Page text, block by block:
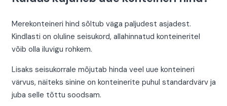
Merekonteineri hind sõltub väga paljudest asjadest.
Kindlasti on oluline seisukord, allahinnatud konteineritel
võib olla iluvigu rohkem.
Lisaks seisukorrale mõjutab hinda veel uue konteineri
värvus, näiteks sinine on konteinerite puhul standardvärv ja
juba selle tõttu soodsam.